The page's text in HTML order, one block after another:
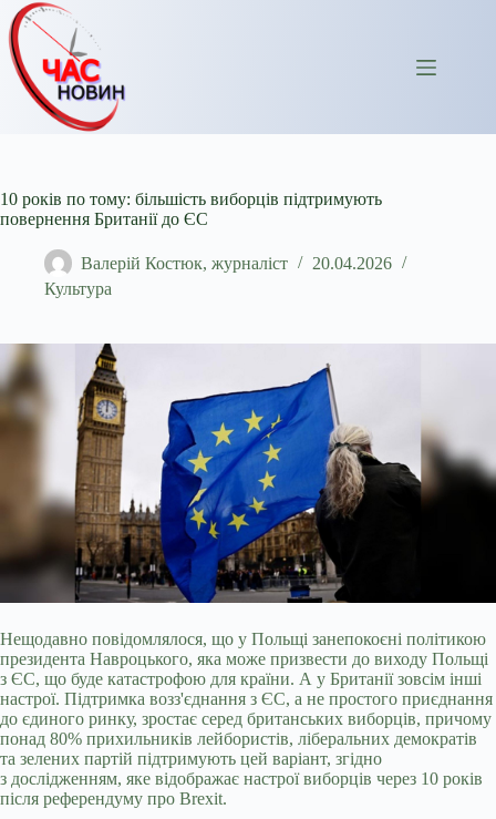
Перейти
до
вмісту
10 років по тому: більшість виборців підтримують
повернення Британії до ЄС
Валерій Костюк, журналіст
20.04.2026
Культура
Нещодавно повідомлялося, що у Польщі занепокоєні політикою
президента Навроцького, яка може призвести до виходу Польщі
з ЄС, що буде катастрофою для країни. А у Британіїзовсім інші
настрої. Підтримка возз'єднання з ЄС, а не простого приєднання
до єдиного ринку, зростає серед британських виборців, причому
понад 80% прихильників лейбористів, ліберальних демократів
та зелених партій підтримують цей варіант, згідно
з дослідженням, яке відображає настрої виборців через 10 років
після референдуму про Brexit.